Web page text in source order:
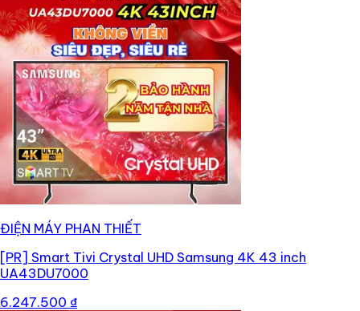
ĐIỆN MÁY PHAN THIẾT
[PR] Smart Tivi Crystal UHD Samsung 4K 43 inch
UA43DU7000
6.247.500 ₫